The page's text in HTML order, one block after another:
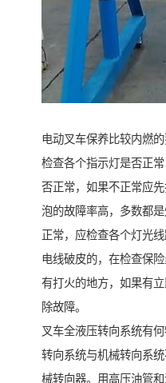
电动叉车保养比较内燃
检查各个指示灯是否正
否正常，如果不正常应
泡的故障率高，多数都
正常，应检查各个灯光
电线破皮的，在检查保
有打火的地方，如果有
除故障。
叉车全液压转向系统有
转向系统与机械转向系
械转向器。用高压油管